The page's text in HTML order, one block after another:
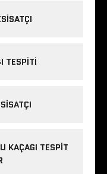
TESPITI
KAÇAGI TESPIT